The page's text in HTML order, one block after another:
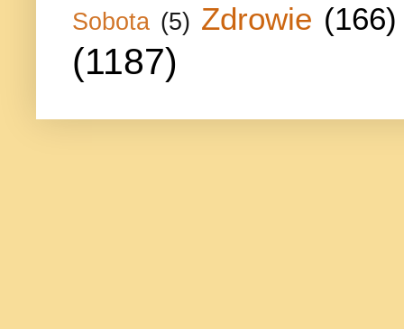
Sobota (5) Zdrowie (166)
(1187)